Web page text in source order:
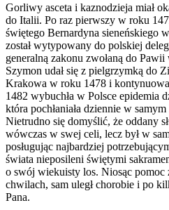
Gorliwy asceta i kaznodzieja miał
do Italii. Po raz pierwszy w roku
świętego Bernardyna sieneńskiego
został wytypowany do polskiej
generalną zakonu zwołaną do
Szymon udał się z pielgrzymką do
Krakowa w roku 1478 i
1482 wybuchła w Polsce epidemia
która pochłaniała dziennie w
Nietrudno się domyślić, że oddany
wówczas w swej celi, lecz był w
posługując najbardziej
świata nieposileni świętymi
o swój wiekuisty los. Niosąc pomoc
chwilach, sam uległ chorobie i po
Pana.